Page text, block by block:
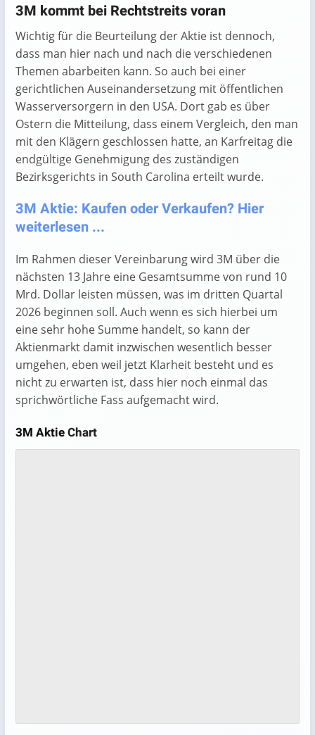
3M kommt bei Rechtstreits voran
Wichtig für die Beurteilung der Aktie ist dennoch,
dass man hier nach und nach die verschiedenen
Themen abarbeiten kann. So auch bei einer
gerichtlichen Auseinandersetzung mit öffentlichen
Wasserversorgern in den USA. Dort gab es über
Ostern die Mitteilung, dass einem Vergleich, den man
mit den Klägern geschlossen hatte, an Karfreitag die
endgültige Genehmigung des zuständigen
Bezirksgerichts in South Carolina erteilt wurde.
3M Aktie: Kaufen oder Verkaufen? Hier
weiterlesen ...
Im Rahmen dieser Vereinbarung wird 3M über die
nächsten 13 Jahre eine Gesamtsumme von rund 10
Mrd. Dollar leisten müssen, was im dritten Quartal
2026 beginnen soll. Auch wenn es sich hierbei um
eine sehr hohe Summe handelt, so kann der
Aktienmarkt damit inzwischen wesentlich besser
umgehen, eben weil jetzt Klarheit besteht und es
nicht zu erwarten ist, dass hier noch einmal das
sprichwörtliche Fass aufgemacht wird.
3M AktieChart